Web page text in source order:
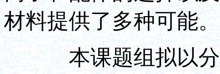
材料提供了多种可能。
本课题组拟以分子